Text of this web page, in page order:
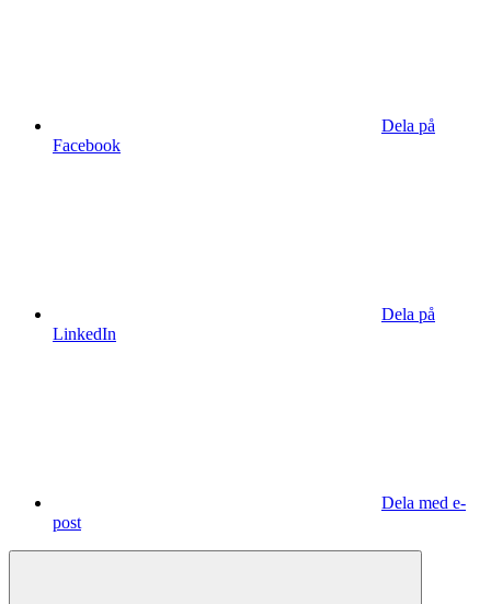
Dela på
Facebook
Dela på
LinkedIn
Dela med e-
post